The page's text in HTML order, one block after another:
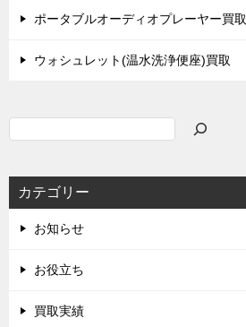
ポータブルオーディオプレーヤー買取
ウォシュレット(温水洗浄便座)買取
カテゴリー
お知らせ
お役立ち
買取実績